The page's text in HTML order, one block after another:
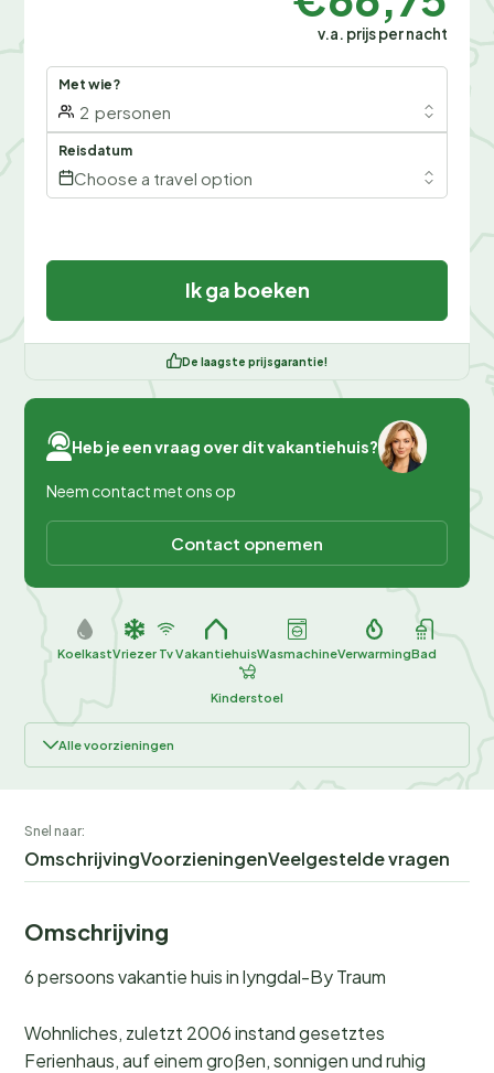
v.a. prijs per nacht
Met wie?
2 personen
Reisdatum
Choose a travel option
Ik ga boeken
De laagste prijsgarantie!
Heb je een vraag over dit vakantiehuis?
Neem contact met ons op
Contact opnemen
KoelkastVriezer TvVakantiehuisWasmachineVerwarmingBad
Kinderstoel
Alle voorzieningen
Snel naar:
OmschrijvingVoorzieningenVeelgestelde vragen
Omschrijving
6 persoons vakantie huis in lyngdal-By Traum
Wohnliches, zuletzt 2006 instand gesetztes
Ferienhaus, auf einem großen, sonnigen und ruhig